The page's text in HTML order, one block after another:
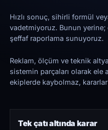
Hızlı sonuç, sihirli formül
vadetmiyoruz. Bunun
şeffaf raporlama sunuyoruz.
Reklam, ölçüm ve teknik
sistemin parçaları olarak ele
ekiplerde kaybolmaz,
Tek çatı altında karar